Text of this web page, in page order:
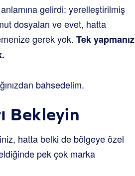
gelirdi: yerelleştirilmiş
dosyaları ve evet, hatta
gerek yok. Tek yapmanız
bahsedelim.
Bekleyin
hatta belki de bölgeye özel
pek çok marka